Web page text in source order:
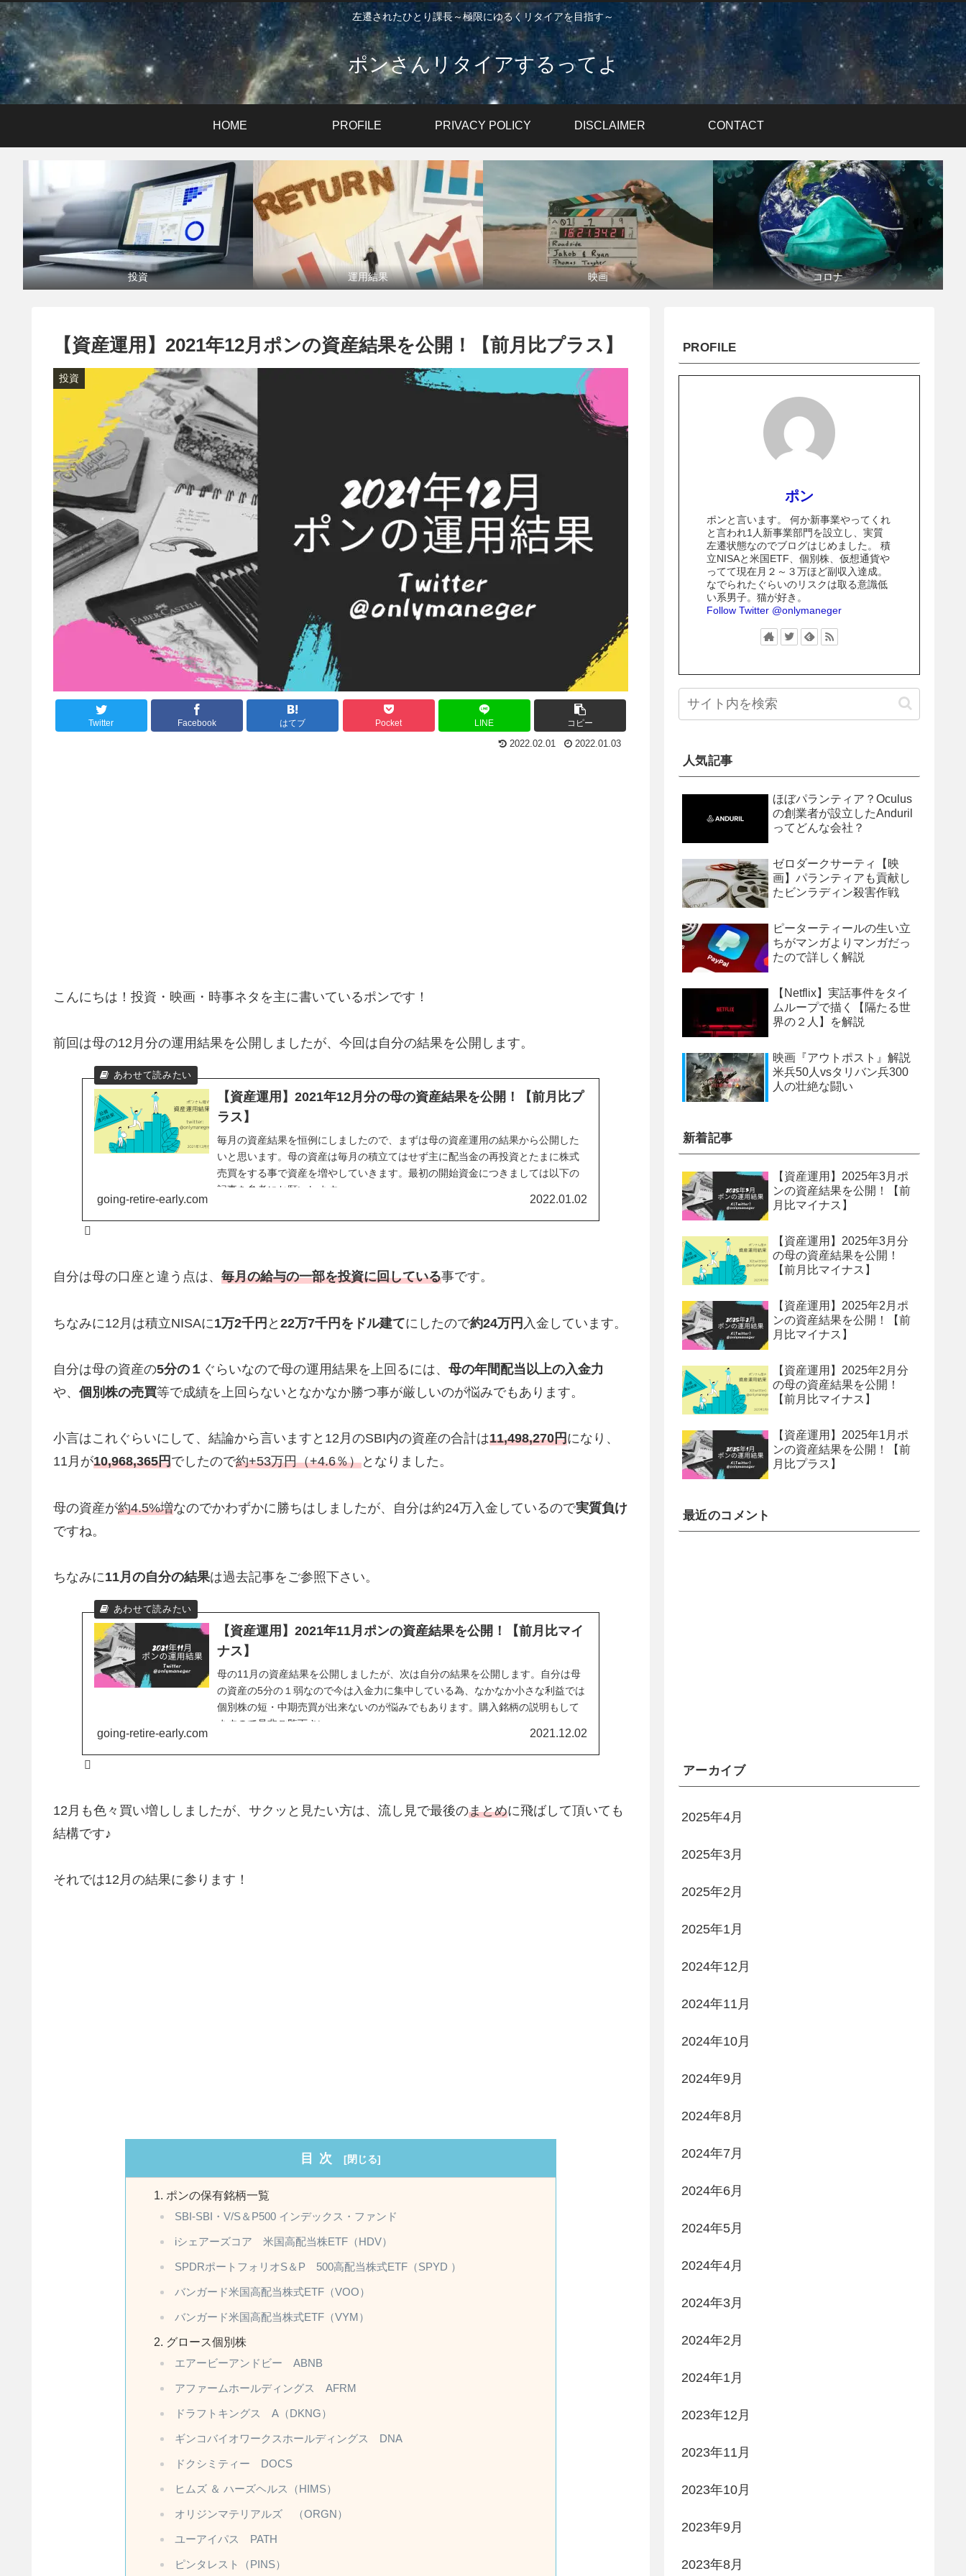
左遷されたひとり課長～極限にゆるくリタイアを目指す～
ポンさんリタイアするってよ
HOME PROFILE PRIVACY POLICY DISCLAIMER CONTACT
投資 運用結果 映画 コロナ
【資産運用】2021年12月ポンの資産結果を公開！【前月比プラス】
投資
Twitter Facebook はてブ Pocket LINE コピー
2022.02.01 2022.01.03
こんにちは！投資・映画・時事ネタを主に書いているポンです！
前回は母の12月分の運用結果を公開しましたが、今回は自分の結果を公開します。
【資産運用】2021年12月分の母の資産結果を公開！【前月比プ
ラス】
毎月の資産結果を恒例にしましたので、まずは母の資産運用の結果から公開した
いと思います。母の資産は毎月の積立てはせず主に配当金の再投資とたまに株式
売買をする事で資産を増やしていきます。最初の開始資金につきましては以下の
記事を参考にお願いします。
going-retire-early.com 2022.01.02
自分は母の口座と違う点は、 毎月の給与の一部を投資に回している事です。
ちなみに12月は積立NISAに1万2千円 と 22万7千円をドル建てにしたので約24万円 入金しています。
自分は母の資産の5分の１ ぐらいなので母の運用結果を上回るには、 母の年間配当以上の入金力
や、 個別株の売買等で成績を上回らないとなかなか勝つ事が厳しいのが悩みでもあります。
小言はこれぐらいにして、結論から言いますと12月のSBI内の資産の合計は11,498,270円になり、
11月が10,968,365円でしたので約+53万円（+4.6％）となりました。
母の資産が約4.5%増なのでかわずかに勝ちはしましたが、自分は約24万入金しているので実質負け
ですね。
ちなみに11月の自分の結果は過去記事をご参照下さい。
【資産運用】2021年11月ポンの資産結果を公開！【前月比マイ
ナス】
母の11月の資産結果を公開しましたが、次は自分の結果を公開します。自分は母
の資産の5分の１弱なので今は入金力に集中している為、なかなか小さな利益では
個別株の短・中期売買が出来ないのが悩みでもあります。購入銘柄の説明もして
ますので是非ご覧下さい。
going-retire-early.com 2021.12.02
12月も色々買い増ししましたが、サクッと見たい方は、流し見で最後のまとめに飛ばして頂いても
結構です♪
それでは12月の結果に参ります！
目次
ポンの保有銘柄一覧
SBI-SBI・V/S＆P500 インデックス・ファンド
iシェアーズコア 米国高配当株ETF（HDV）
SPDRポートフォリオS＆P 500高配当株式ETF（SPYD ）
バンガード米国高配当株式ETF（VOO）
バンガード米国高配当株式ETF（VYM）
グロース個別株
エアービーアンドビー ABNB
アファームホールディングス AFRM
ドラフトキングス A（DKNG）
ギンコバイオワークスホールディングス DNA
ドクシミティー DOCS
ヒムズ ＆ ハーズヘルス（HIMS）
オリジンマテリアルズ （ORGN）
ユーアイパス PATH
ピンタレスト（PINS）
PROFILE
ポン
ポンと言います。 何か新事業やってくれ
と言われ1人新事業部門を設立し、実質
左遷状態なのでブログはじめました。 積
立NISAと米国ETF、個別株、仮想通貨や
ってて現在月２～３万ほど副収入達成。
なでられたぐらいのリスクは取る意識低
い系男子。猫が好き。
Follow Twitter @onlymaneger
人気記事
ほぼパランティア？Oculus
の創業者が設立したAnduril
ってどんな会社？
ゼロダークサーティ【映
画】パランティアも貢献し
たビンラディン殺害作戦
ピーターティールの生い立
ちがマンガよりマンガだっ
たので詳しく解説
【Netflix】実話事件をタイ
ムループで描く【隔たる世
界の２人】を解説
映画『アウトポスト』解説
米兵50人vsタリバン兵300
人の壮絶な闘い
新着記事
【資産運用】2025年3月ポ
ンの資産結果を公開！【前
月比マイナス】
【資産運用】2025年3月分
の母の資産結果を公開！
【前月比マイナス】
【資産運用】2025年2月ポ
ンの資産結果を公開！【前
月比マイナス】
【資産運用】2025年2月分
の母の資産結果を公開！
【前月比マイナス】
【資産運用】2025年1月ポ
ンの資産結果を公開！【前
月比プラス】
最近のコメント
アーカイブ
2025年4月
2025年3月
2025年2月
2025年1月
2024年12月
2024年11月
2024年10月
2024年9月
2024年8月
2024年7月
2024年6月
2024年5月
2024年4月
2024年3月
2024年2月
2024年1月
2023年12月
2023年11月
2023年10月
2023年9月
2023年8月